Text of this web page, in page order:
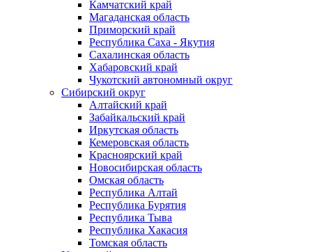
Камчатский край
Магаданская область
Приморский край
Республика Саха - Якутия
Сахалинская область
Хабаровский край
Чукотский автономный округ
Сибирский округ
Алтайский край
Забайкальский край
Иркутская область
Кемеровская область
Красноярский край
Новосибирская область
Омская область
Республика Алтай
Республика Бурятия
Республика Тыва
Республика Хакасия
Томская область